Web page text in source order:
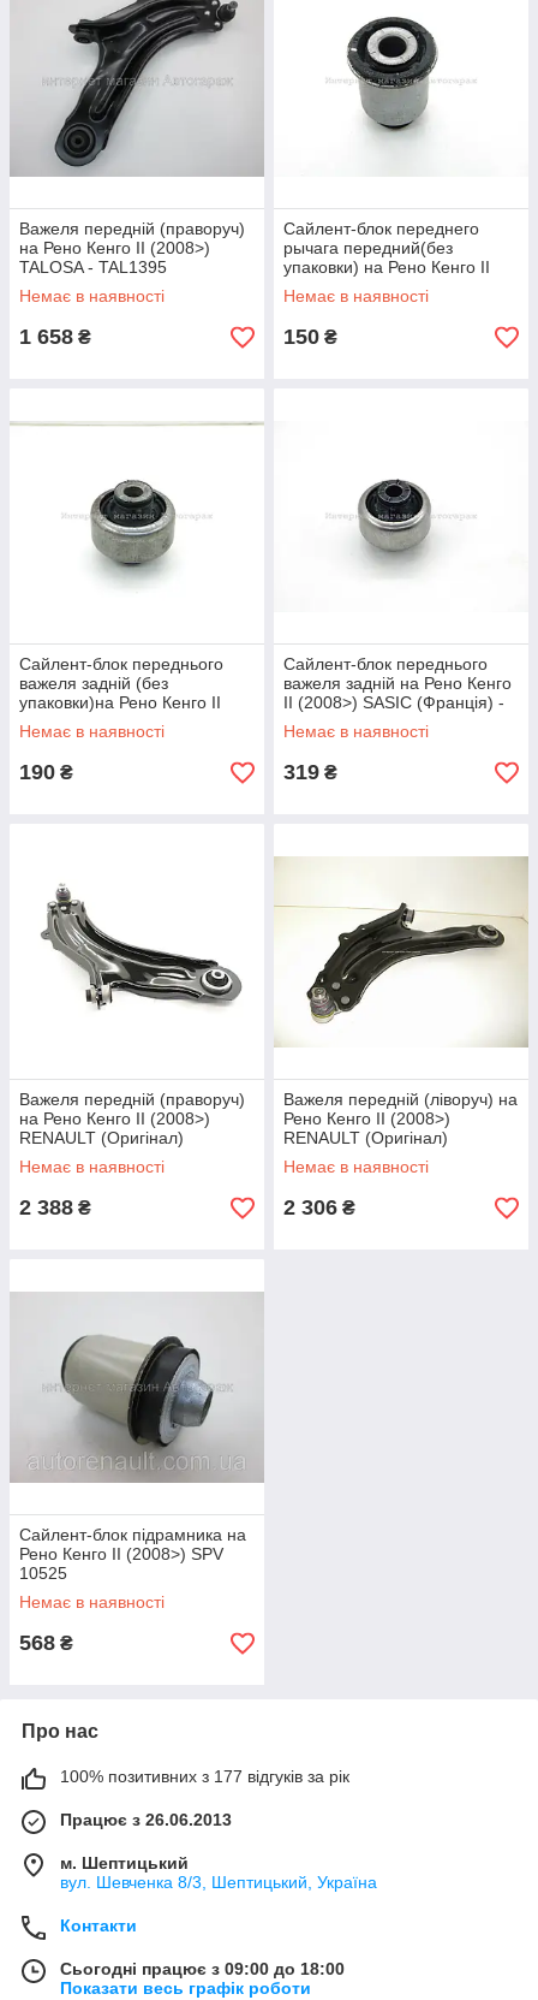
Важеля передній (праворуч)
на Рено Кенго II (2008>)
TALOSA - TAL1395
Немає в наявності
1 658 ₴
Сайлент-блок переднего
рычага передний(без
упаковки) на Рено Кенго II
(2008>) Renault (Оригинал) -
8200586564J
Немає в наявності
150 ₴
Сайлент-блок переднього
важеля задній (без
упаковки)на Рено Кенго II
(2008>) RENAULT (Оригінал)
- 8200586570J
Немає в наявності
190 ₴
Сайлент-блок переднього
важеля задній на Рено Кенго
II (2008>) SASIC (Франція) -
2254018
Немає в наявності
319 ₴
Важеля передній (праворуч)
на Рено Кенго II (2008>)
RENAULT (Оригінал)
8200586567
Немає в наявності
2 388 ₴
Важеля передній (ліворуч) на
Рено Кенго II (2008>)
RENAULT (Оригінал)
8200586561
Немає в наявності
2 306 ₴
Сайлент-блок підрамника на
Рено Кенго II (2008>) SPV
10525
Немає в наявності
568 ₴
Про нас
100% позитивних з 177 відгуків за рік
Працює з 26.06.2013
м. Шептицький
вул. Шевченка 8/3, Шептицький, Україна
Контакти
Сьогодні працює з 09:00 до 18:00
Показати весь графік роботи